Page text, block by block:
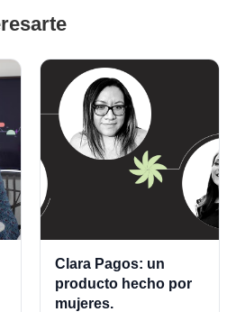
Clara Pagos: un
producto hecho por
mujeres.